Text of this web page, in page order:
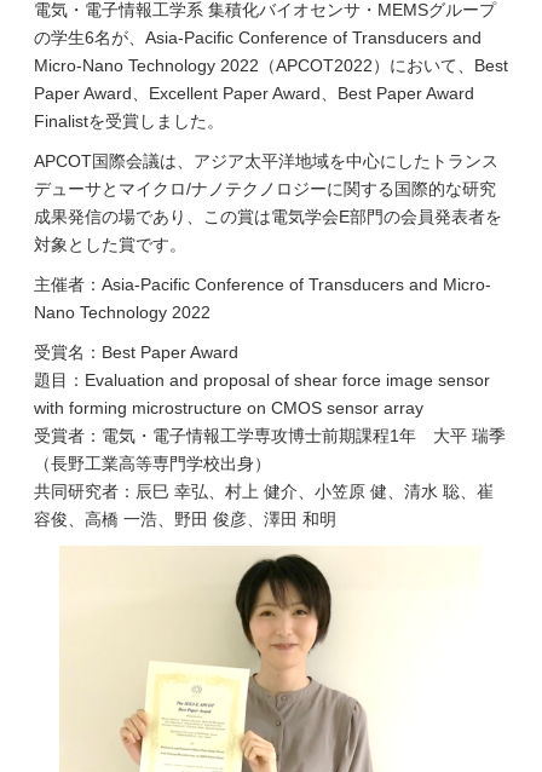
電気・電子情報工学系 集積化バイオセンサ・MEMSグループ
の学生6名が、Asia-Pacific Conference of Transducers and
Micro-Nano Technology 2022（APCOT2022）において、Best
Paper Award、Excellent Paper Award、Best Paper Award
Finalistを受賞しました。
APCOT国際会議は、アジア太平洋地域を中心にしたトランス
デューサとマイクロ/ナノテクノロジーに関する国際的な研究
成果発信の場であり、この賞は電気学会E部門の会員発表者を
対象とした賞です。
主催者：Asia-Pacific Conference of Transducers and Micro-
Nano Technology 2022
受賞名：Best Paper Award
題目：Evaluation and proposal of shear force image sensor
with forming microstructure on CMOS sensor array
受賞者：電気・電子情報工学専攻博士前期課程1年 大平 瑞季
（長野工業高等専門学校出身）
共同研究者：辰巳 幸弘、村上 健介、小笠原 健、清水 聡、崔
容俊、高橋 一浩、野田 俊彦、澤田 和明